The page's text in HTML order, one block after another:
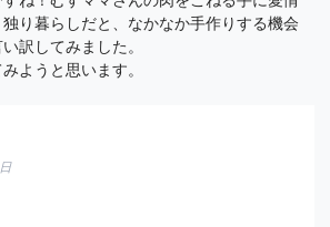
り暮らしだと、なかなか手作りする機会
訳してみました。
ようと思います。